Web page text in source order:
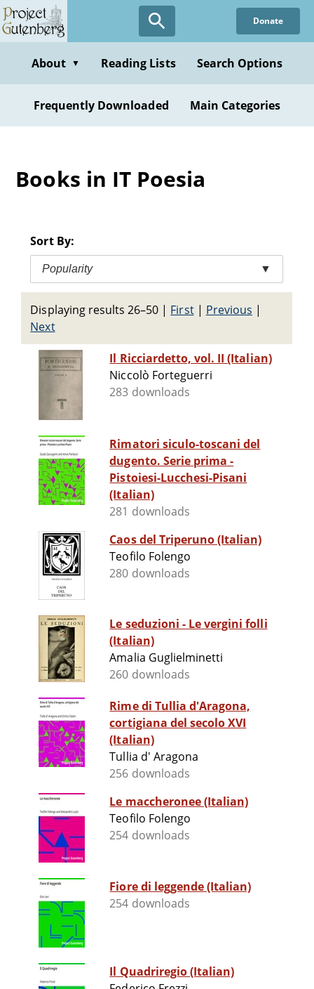
Skip
to
content
Donate
About ▼ Reading Lists Search Options
Frequently Downloaded Main Categories
Books in IT Poesia
Sort By:
Popularity ▼
Displaying results 26–50 | First| Previous |
Next
Il Ricciardetto, vol. II (Italian)
Niccolò Forteguerri
283 downloads
Rimatori siculo-toscani del
dugento. Serie prima -
Pistoiesi-Lucchesi-Pisani
(Italian)
281 downloads
Caos del Triperuno (Italian)
Teofilo Folengo
280 downloads
Le seduzioni - Le vergini folli
(Italian)
Amalia Guglielminetti
260 downloads
Rime di Tullia d'Aragona,
cortigiana del secolo XVI
(Italian)
Tullia d' Aragona
256 downloads
Le maccheronee (Italian)
Teofilo Folengo
254 downloads
Fiore di leggende (Italian)
254 downloads
Il Quadriregio (Italian)